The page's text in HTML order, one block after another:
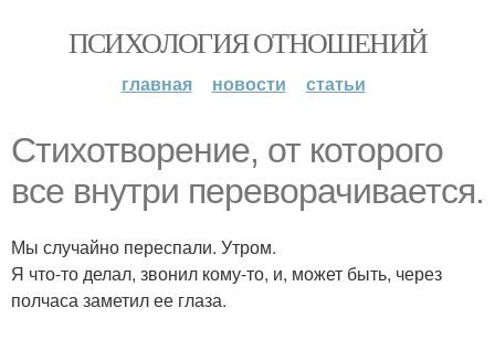
ПСИХОЛОГИЯ ОТНОШЕНИЙ
главная новости статьи
Стихотворение, от которого
все внутри переворачивается.
Мы случайно переспали. Утром.
Я что-то делал, звонил кому-то, и, может быть, через
полчаса заметил ее глаза.